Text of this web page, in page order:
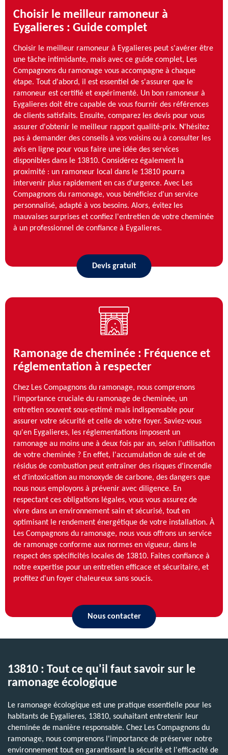
Choisir le meilleur ramoneur à
Eygalieres : Guide complet
Choisir le meilleur ramoneur à Eygalieres peut s'avérer être
une tâche intimidante, mais avec ce guide complet, Les
Compagnons du ramonage vous accompagne à chaque
étape. Tout d'abord, il est essentiel de s'assurer que le
ramoneur est certifié et expérimenté. Un bon ramoneur à
Eygalieres doit être capable de vous fournir des références
de clients satisfaits. Ensuite, comparez les devis pour vous
assurer d'obtenir le meilleur rapport qualité-prix. N'hésitez
pas à demander des conseils à vos voisins ou à consulter les
avis en ligne pour vous faire une idée des services
disponibles dans le 13810. Considérez également la
proximité : un ramoneur local dans le 13810 pourra
intervenir plus rapidement en cas d'urgence. Avec Les
Compagnons du ramonage, vous bénéficiez d'un service
personnalisé, adapté à vos besoins. Alors, évitez les
mauvaises surprises et confiez l'entretien de votre cheminée
à un professionnel de confiance à Eygalieres.
Devis gratuit
Ramonage de cheminée : Fréquence et
réglementation à respecter
Chez Les Compagnons du ramonage, nous comprenons
l'importance cruciale du ramonage de cheminée, un
entretien souvent sous-estimé mais indispensable pour
assurer votre sécurité et celle de votre foyer. Saviez-vous
qu'en Eygalieres, les réglementations imposent un
ramonage au moins une à deux fois par an, selon l'utilisation
de votre cheminée ? En effet, l'accumulation de suie et de
résidus de combustion peut entraîner des risques d'incendie
et d'intoxication au monoxyde de carbone, des dangers que
nous nous employons à prévenir avec diligence. En
respectant ces obligations légales, vous vous assurez de
vivre dans un environnement sain et sécurisé, tout en
optimisant le rendement énergétique de votre installation. À
Les Compagnons du ramonage, nous vous offrons un service
de ramonage conforme aux normes en vigueur, dans le
respect des spécificités locales de 13810. Faites confiance à
notre expertise pour un entretien efficace et sécuritaire, et
profitez d'un foyer chaleureux sans soucis.
Nous contacter
13810 : Tout ce qu'il faut savoir sur le
ramonage écologique
Le ramonage écologique est une pratique essentielle pour les
habitants de Eygalieres, 13810, souhaitant entretenir leur
cheminée de manière responsable. Chez Les Compagnons du
ramonage, nous comprenons l'importance de préserver notre
environnement tout en garantissant la sécurité et l'efficacité de